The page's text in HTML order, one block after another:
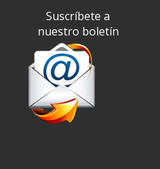
Suscríbete a
nuestro boletín